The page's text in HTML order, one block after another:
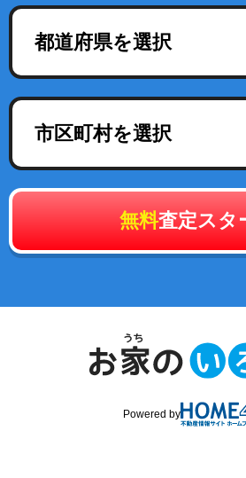
都道府県を選択
市区町村を選択
無料査定スタ
Powered by